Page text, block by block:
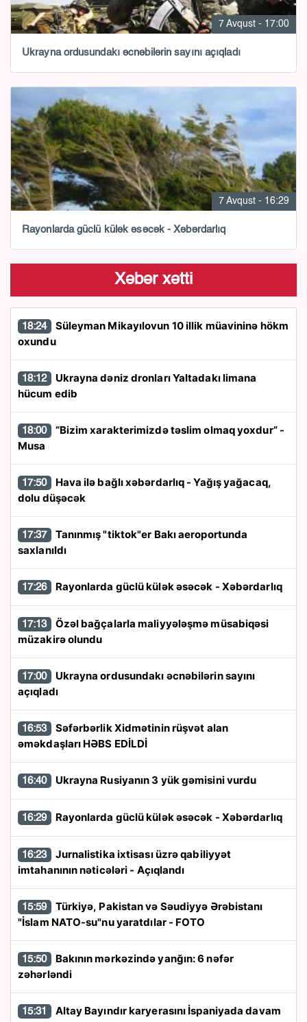
7 Avqust - 17:00
Ukrayna ordusundakı əcnəbilərin sayını açıqladı
7 Avqust - 16:29
Rayonlarda güclü külək əsəcək - Xəbərdarlıq
Xəbər xətti
18:24
oxundu
18:12
hücum edib
18:00
Musa
17:50
dolu düşəcək
17:37
saxlanıldı
17:26 Rayonlarda güclü külək əsəcək - Xəbərdarlıq
17:13
müzakirə olundu
17:00
açıqladı
16:53
əməkdaşları HƏBS EDİLDİ
16:40 Ukrayna Rusiyanın 3 yük gəmisini vurdu
16:29 Rayonlarda güclü külək əsəcək - Xəbərdarlıq
16:23
imtahanının nəticələri - Açıqlandı
15:59
"İslam NATO-su"nu yaratdılar - FOTO
15:50
zəhərləndi
15:31